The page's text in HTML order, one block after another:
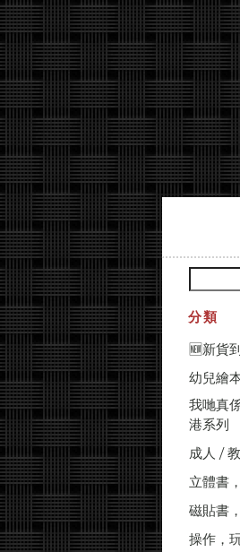
分類
🆕新貨
幼兒繪
我哋真
港系列
成人 /
立體書
磁貼書
操作，